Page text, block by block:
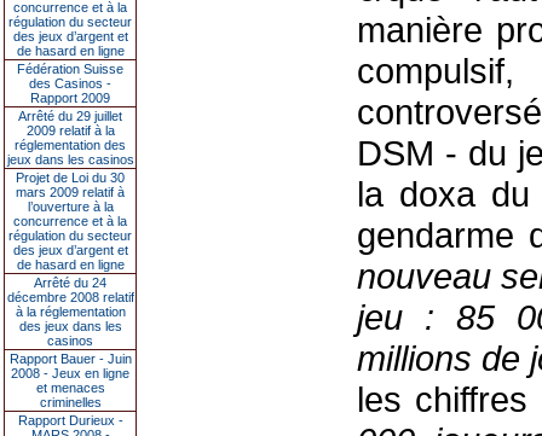
concurrence et à la
régulation du secteur
des jeux d’argent et
de hasard en ligne
Fédération Suisse
des Casinos -
Rapport 2009
Arrêté du 29 juillet
2009 relatif à la
réglementation des
jeux dans les casinos
Projet de Loi du 30
mars 2009 relatif à
l’ouverture à la
concurrence et à la
régulation du secteur
des jeux d’argent et
de hasard en ligne
Arrêté du 24
décembre 2008 relatif
à la réglementation
des jeux dans les
casinos
Rapport Bauer - Juin
2008 - Jeux en ligne
et menaces
criminelles
Rapport Durieux -
manière
DSM - du
la doxa du
gendarme
nouveau
jeu : 85
millions de
les